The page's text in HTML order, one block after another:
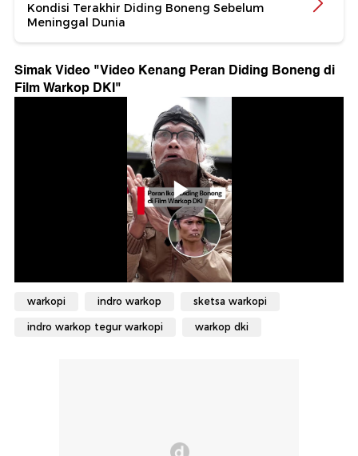
Kondisi Terakhir Diding Boneng Sebelum
Meninggal Dunia
Simak Video "Video Kenang Peran Diding Boneng di
Film Warkop DKI"
warkopi indro warkop sketsa warkopi
indro warkop tegur warkopi warkop dki